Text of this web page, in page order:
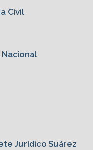
Civil
Jurídico Suárez